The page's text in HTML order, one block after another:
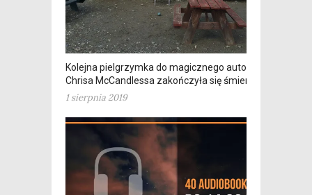
Kolejna pielgrzymka do magicznego autobusu
Chrisa McCandlessa zakończyła się śmiercią
1 sierpnia 2019